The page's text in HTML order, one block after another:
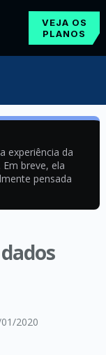
VEJA OS
PLANOS
experiência da
breve, ela
pensada
2020